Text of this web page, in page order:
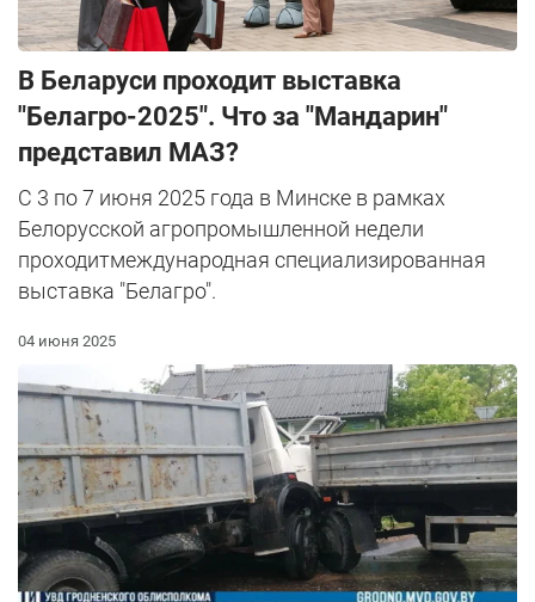
В Беларуси проходит выставка
"Белагро-2025". Что за "Мандарин"
представил МАЗ?
С 3 по 7 июня 2025 года в Минске в рамках
Белорусской агропромышленной недели
проходитмеждународная специализированная
выставка "Белагро".
04 июня 2025